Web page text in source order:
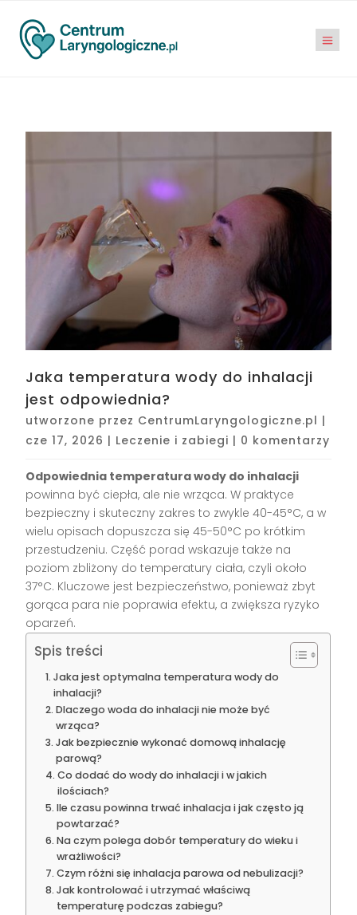
Jaka temperatura wody do inhalacji
jest odpowiednia?
utworzone przez CentrumLaryngologiczne.pl |
cze 17, 2026 | Leczenie i zabiegi | 0 komentarzy
Odpowiednia temperatura wody do inhalacji
powinna być ciepła, ale nie wrząca. W praktyce
bezpieczny i skuteczny zakres to zwykle 40-45°C, a w
wielu opisach dopuszcza się 45-50°C po krótkim
przestudzeniu. Część porad wskazuje także na
poziom zbliżony do temperatury ciała, czyli około
37°C. Kluczowe jest bezpieczeństwo, ponieważ zbyt
gorąca para nie poprawia efektu, a zwiększa ryzyko
oparzeń.
Spis treści
Jaka jest optymalna temperatura wody do
inhalacji?
Dlaczego woda do inhalacji nie może być
wrząca?
Jak bezpiecznie wykonać domową inhalację
parową?
Co dodać do wody do inhalacji i w jakich
ilościach?
Ile czasu powinna trwać inhalacja i jak często ją
powtarzać?
Na czym polega dobór temperatury do wieku i
wrażliwości?
Czym różni się inhalacja parowa od nebulizacji?
Jak kontrolować i utrzymać właściwą
temperaturę podczas zabiegu?